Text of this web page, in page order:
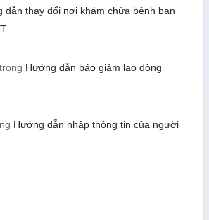
dẫn thay đổi nơi khám chữa bệnh ban
trong Hướng dẫn báo giảm lao động
Hướng dẫn nhập thông tin của người